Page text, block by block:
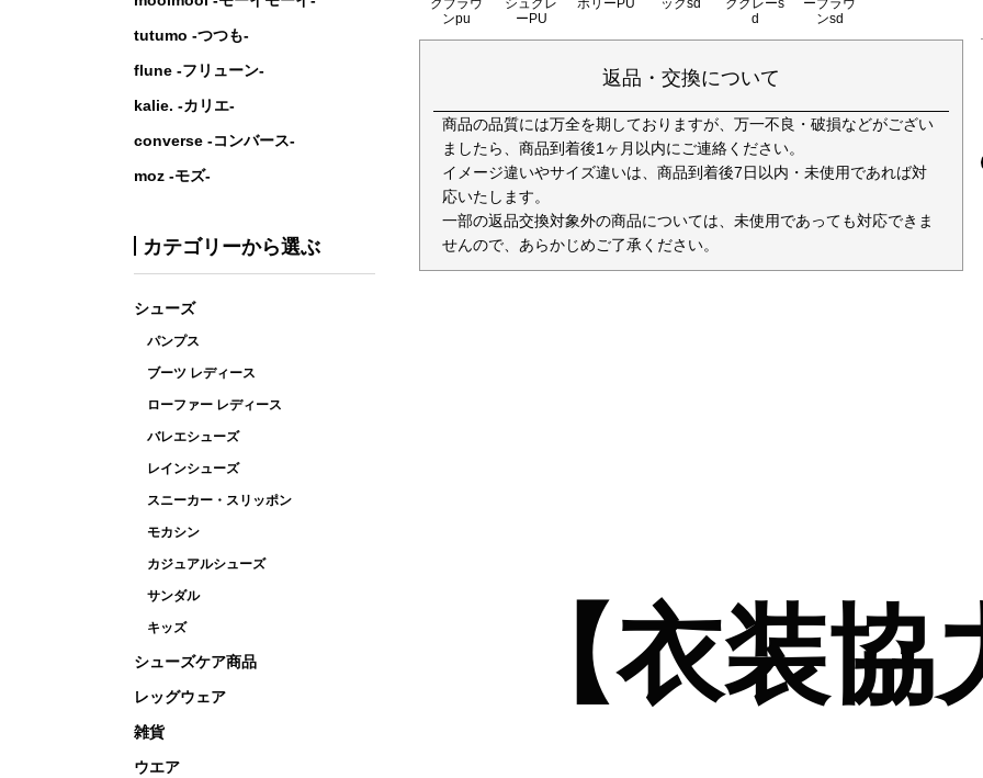
tutumo -つつも-
flune -フリューン-
kalie. -カリエ-
converse -コンバース-
moz -モズ-
カテゴリーから選ぶ
シューズ
パンプス
ブーツ レディース
ローファー レディース
バレエシューズ
レインシューズ
スニーカー・スリッポン
モカシン
カジュアルシューズ
サンダル
キッズ
シューズケア商品
レッグウェア
雑貨
ウエア
クブラウ
ンpu
シュグレ
ーPU
ボリーPU
ックsd
クグレーs
d
ーブラウ
ンsd
返品・交換について
商品の品質には万全を期しておりますが、万一不良・破損などがござい
ましたら、商品到着後1ヶ月以内にご連絡ください。
イメージ違いやサイズ違いは、商品到着後7日以内・未使用であれば対
応いたします。
一部の返品交換対象外の商品については、未使用であっても対応できま
せんので、あらかじめご了承ください。
【衣装協